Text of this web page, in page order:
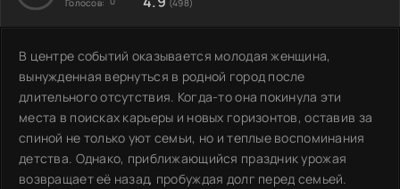
Голосов: (498)
В центре событий оказывается молодая женщина,
вынужденная вернуться в родной город после
длительного отсутствия. Когда-то она покинула эти
места в поисках карьеры и новых горизонтов, оставив за
спиной не только уют семьи, но и теплые воспоминания
детства. Однако, приближающийся праздник урожая
возвращает её назад, пробуждая долг перед семьей.